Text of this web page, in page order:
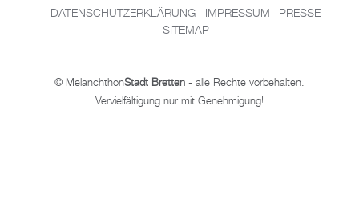
DA­TEN­SCHUT­Z­ER­KLÄ­RUNG IM­PRES­SUM
PRES­SE
SITEMAP
© Me­lan­chthonStadt Brett­en - alle Rech­te vor­be­hal­ten.
Ver­viel­fäl­ti­gung nur mit Ge­neh­mi­gung!